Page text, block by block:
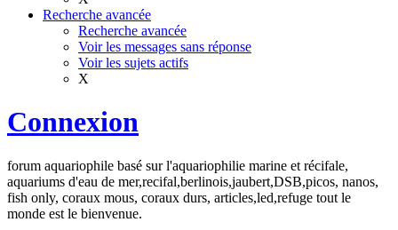
Recherche avancée
Recherche avancée
Voir les messages sans réponse
Voir les sujets actifs
X
Connexion
forum aquariophile basé sur l'aquariophilie marine et récifale,
aquariums d'eau de mer,recifal,berlinois,jaubert,DSB,picos, nanos,
fish only, coraux mous, coraux durs, articles,led,refuge tout le
monde est le bienvenue.